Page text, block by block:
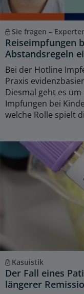
Sie fragen –
Reiseimpfungen
Abstandsregeln
Bei der Hotline
Praxis
Diesmal geht es
Impfungen bei
welche Rolle spielt
Kasuistik
Der Fall eines
längerer